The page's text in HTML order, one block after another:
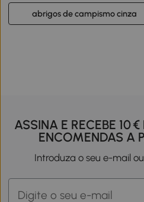
abrigos de campismo cinza
ASSINA E RECEBE 10
ENCOMENDAS A
Introduza o seu e-mail